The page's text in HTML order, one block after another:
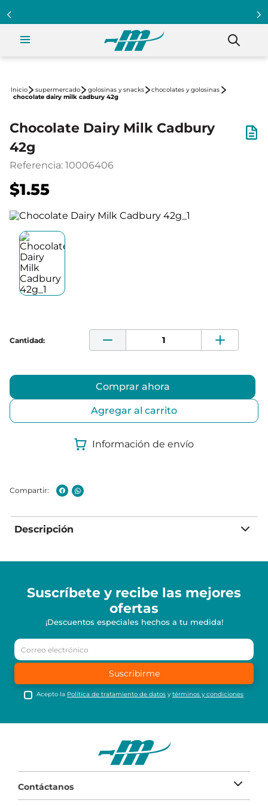
supermercado golosinas y snacks
chocolates y golosinas
chocolate dairy milk cadbury 42g
Chocolate Dairy Milk Cadbury
42g
Referencia: 10006406
$1.55
Comprar ahora
Agregar al carrito
Información de envío
Descripción
Suscríbete y recibe las mejores
ofertas
¡Descuentos especiales hechos a tu medida!
Suscribirme
Acepto la Política de tratamiento de datos ytérminos y condiciones
Contáctanos